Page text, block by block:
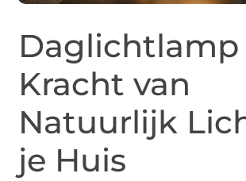
Daglichtlamp
Kracht van
Natuurlijk
je Huis